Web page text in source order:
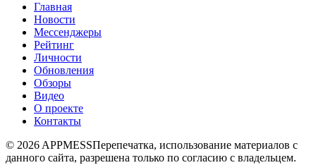
Главная
Новости
Мессенджеры
Рейтинг
Личности
Обновления
Обзоры
Видео
О проекте
Контакты
© 2026 APPMESSПерепечатка, использование материалов с
данного сайта, разрешена только по согласию с владельцем.